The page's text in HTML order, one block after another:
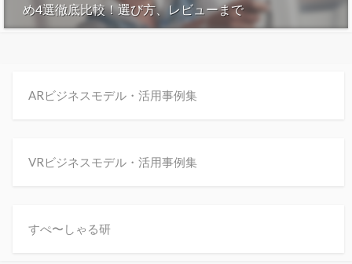
め4選徹底比較！選び方、レビューまで
ARビジネスモデル・活用事例集
VRビジネスモデル・活用事例集
すぺ〜しゃる研